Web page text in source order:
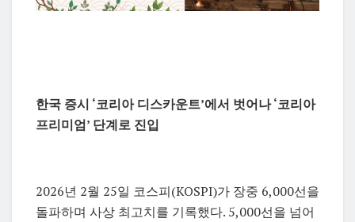
한국 증시 ‘코리아 디스카운트’에서 벗어나 ‘코리아
프리미엄’ 단계로 진입
2026년 2월 25일 코스피(KOSPI)가 장중 6,000선을
돌파하며 사상 최고치를 기록했다. 5,000선을 넘어